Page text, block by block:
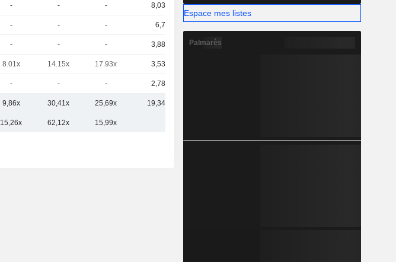
- - - 8,03 Md
- - - 6,7 Md
- - - 3,88 Md
8.01x 14.15x 17.93x 3,53 Md
- - - 2,78 Md
9,86x 30,41x 25,69x 19,34 Md
15,26x 62,12x 15,99x
Espace mes listes
Palmarès